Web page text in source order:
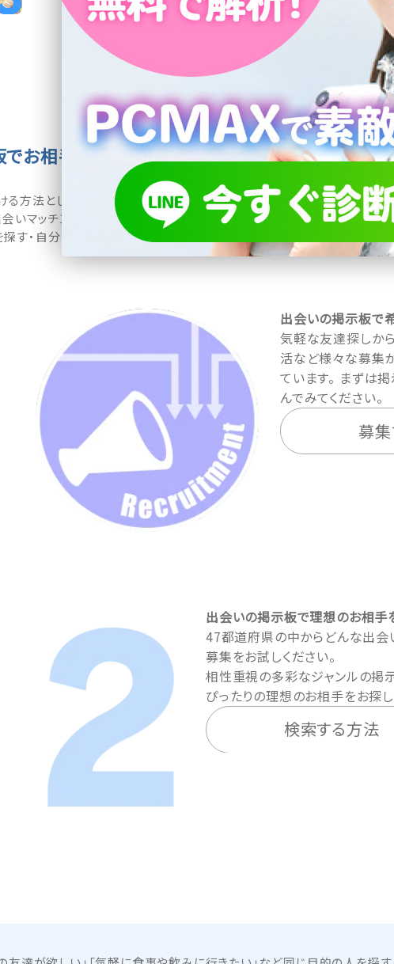
お相手を探す・募集する
る方法として最も支持されているのは『出会い掲示板』です。
いマッチングサイトの王道コンテンツである掲示板にこだわり、様々な
す・自分の募集を見つけてもらえる」環境を構築しています。
出会いの掲示板で
気軽な友達探しか
活など様々な募集
ています。 まずは
んでみてください。
募
出会いの掲示板で理想のお相手
47都道府県の中からどんな出会
募集をお試しください。
相性重視の多彩なジャンルの掲
ぴったりの理想のお相手をお探し
検索する方法